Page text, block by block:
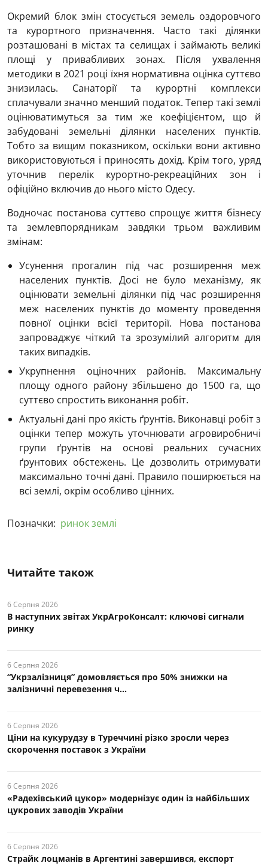
Окремий блок змін стосується земель оздоровчого
та курортного призначення. Часто такі ділянки
розташовані в містах та селищах і займають великі
площі у привабливих зонах. Після ухвалення
методики в 2021 році їхня нормативна оцінка суттєво
знизилась. Санаторії та курортні комплекси
сплачували значно менший податок. Тепер такі землі
оцінюватимуться за тим же коефіцієнтом, що й
забудовані земельні ділянки населених пунктів.
Тобто за вищим показником, оскільки вони активно
використовуються і приносять дохід. Крім того, уряд
уточнив перелік курортно-рекреаційних зон і
офіційно включив до нього місто Одесу.
Водночас постанова суттєво спрощує життя бізнесу
та землевпорядникам завдяки трьом важливим
змінам:
Усунення прогалин під час розширення меж
населених пунктів. Досі не було механізму, як
оцінювати земельні ділянки під час розширення
меж населених пунктів до моменту проведення
повної оцінки всієї території. Нова постанова
запроваджує чіткий та зрозумілий алгоритм для
таких випадків.
Укрупнення оціночних районів. Максимальну
площу одного району збільшено до 1500 га, що
суттєво спростить виконання робіт.
Актуальні дані про якість ґрунтів. Виконавці робіт з
оцінки тепер можуть уточнювати агровиробничі
групи ґрунтів на основі реальних сучасних
ґрунтових обстежень. Це дозволить отримувати
максимально точні дані. Правило поширюється на
всі землі, окрім особливо цінних.
Позначки: ринок землі
Читайте також
6 Серпня 2026
В наступних звітах УкрАгроКонсалт: ключові cигнали
ринку
6 Серпня 2026
“Укрзалізниця” домовляється про 50% знижки на
залізничні перевезення ч...
6 Серпня 2026
Ціни на кукурудзу в Туреччині різко зросли через
скорочення поставок з України
6 Серпня 2026
«Радехівський цукор» модернізує один із найбільших
цукрових заводів України
6 Серпня 2026
Страйк лоцманів в Аргентині завершився, експорт